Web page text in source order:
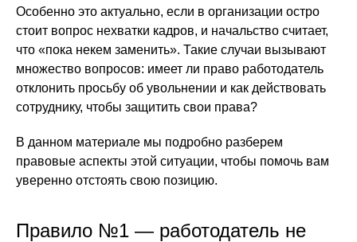
Особенно это актуально, если в организации остро
стоит вопрос нехватки кадров, и начальство считает,
что «пока некем заменить». Такие случаи вызывают
множество вопросов: имеет ли право работодатель
отклонить просьбу об увольнении и как действовать
сотруднику, чтобы защитить свои права?
В данном материале мы подробно разберем
правовые аспекты этой ситуации, чтобы помочь вам
уверенно отстоять свою позицию.
Правило №1 — работодатель не